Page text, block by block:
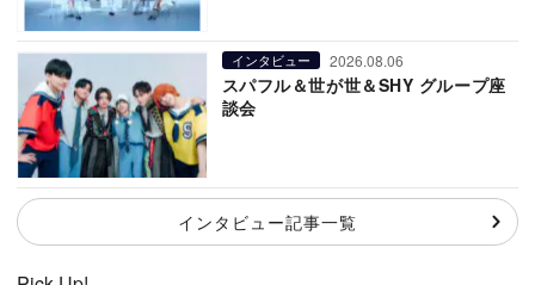
インタビュー 2026.08.06
スパフル＆世が世＆SHY グループ座
談会
インタビュー記事一覧